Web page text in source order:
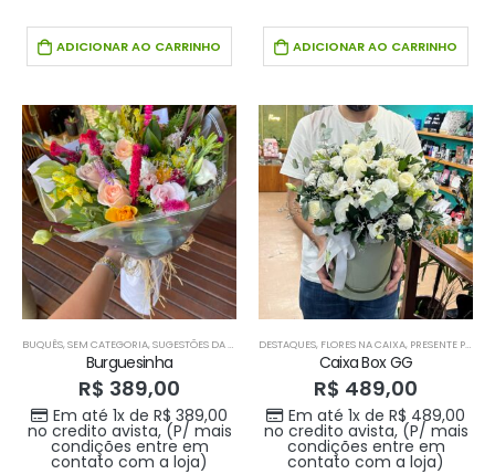
ADICIONAR AO CARRINHO ADICIONAR AO CARRINHO
BUQUÊS,SEM CATEGORIA,SUGESTÕES DA SEMANA
Burguesinha
R$ 389,00
Em até 1x de R$ 389,00
no credito avista, (P/ mais
condições entre em
contato com a loja)
DESTAQUES, FLORES NA CAIXA, PRESENTE PARA O SEU AMOR
Caixa Box GG
R$ 489,00
Em até 1x de R$ 489,00
no credito avista, (P/ mais
condições entre em
contato com a loja)